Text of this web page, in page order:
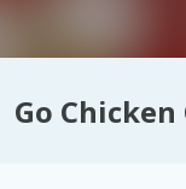
Go Chicken